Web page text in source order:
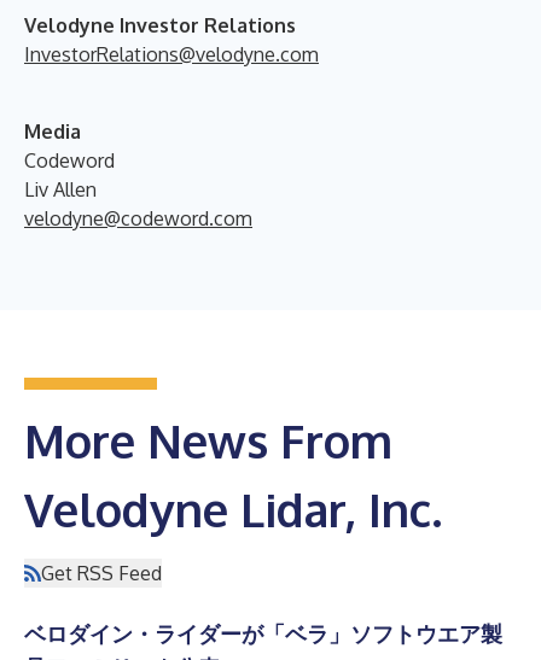
Velodyne Investor Relations
InvestorRelations@velodyne.com
Media
Codeword
Liv Allen
velodyne@codeword.com
More News From
Velodyne Lidar, Inc.
Get RSS Feed
ベロダイン・ライダーが「ベラ」ソフトウエア製